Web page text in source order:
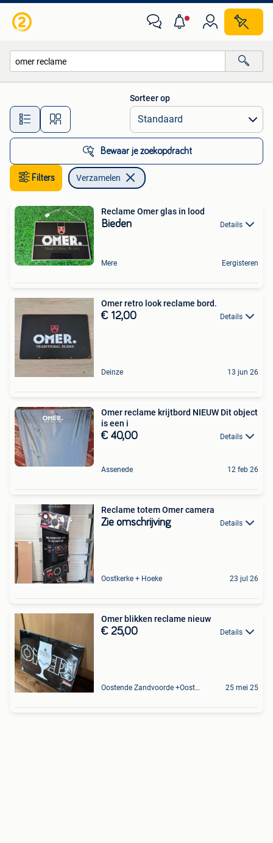
Alle afstanden…
Sorteer op
Bewaar je zoekopdracht
Filters Verzamelen
Reclame Omer glas in lood
Bieden Details
Mere Eergisteren
Omer retro look reclame bord.
€ 12,00 Details
Deinze 13 jun 26
Omer reclame krijtbord NIEUW Dit object
is een i
€ 40,00 Details
Assenede 12 feb 26
Reclame totem Omer camera
Zie omschrijving Details
Oostkerke + Hoeke 23 jul 26
Omer blikken reclame nieuw
€ 25,00 Details
Oostende Zandvoorde +Oostende 25 mei 25